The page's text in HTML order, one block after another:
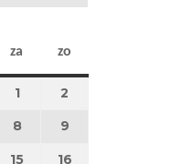
za zaterdag
zo
2026
11 augustus 2026
2
2026 2026
8 8 augustus 2026
9
2026
augustus 2026
15 15 augustus 2026
16